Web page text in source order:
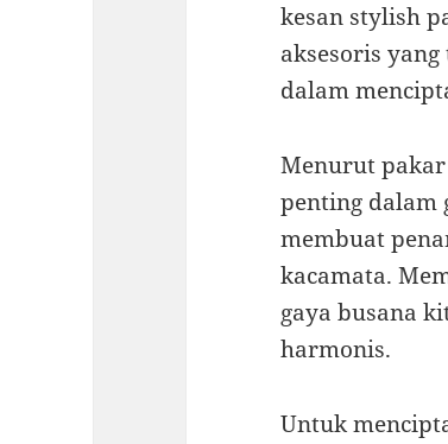
kesan stylish
aksesoris
dalam
Menurut
penting dalam
membuat
kacamata.
gaya busana
harmonis.
Untuk